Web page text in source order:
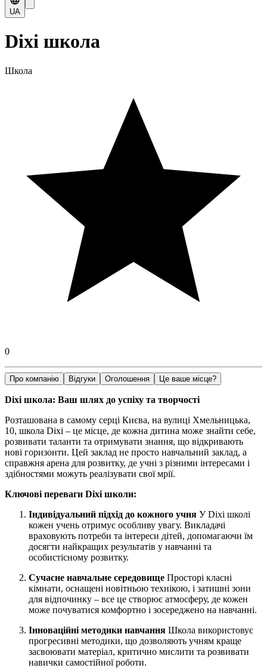
UA
Dixi школа
Школа
0
Про компанію Відгуки Оголошення Це ваше місце?
Dixi школа: Ваш шлях до успіху та творчості
Розташована в самому серці Києва, на вулиці Хмельницька,
10, школа Dixi – це місце, де кожна дитина може знайти себе,
розвивати таланти та отримувати знання, що відкривають
нові горизонти. Цей заклад не просто навчальний заклад, а
справжня арена для розвитку, де учні з різними інтересами і
здібностями можуть реалізувати свої мрії.
Ключові переваги Dixi школи:
Індивідуальний підхід до кожного учня У Dixi школі
кожен учень отримує особливу увагу. Викладачі
враховують потреби та інтереси дітей, допомагаючи їм
досягти найкращих результатів у навчанні та
особистісному розвитку.
Сучасне навчальне середовище Просторі класні
кімнати, оснащені новітньою технікою, і затишні зони
для відпочинку – все це створює атмосферу, де кожен
може почуватися комфортно і зосереджено на навчанні.
Інноваційні методики навчання Школа використовує
прогресивні методики, що дозволяють учням краще
засвоювати матеріал, критично мислити та розвивати
навички самостійної роботи.